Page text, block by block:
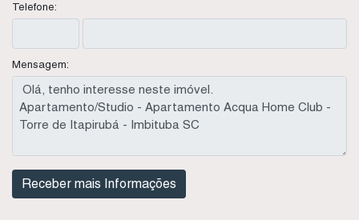
Telefone:
Mensagem: